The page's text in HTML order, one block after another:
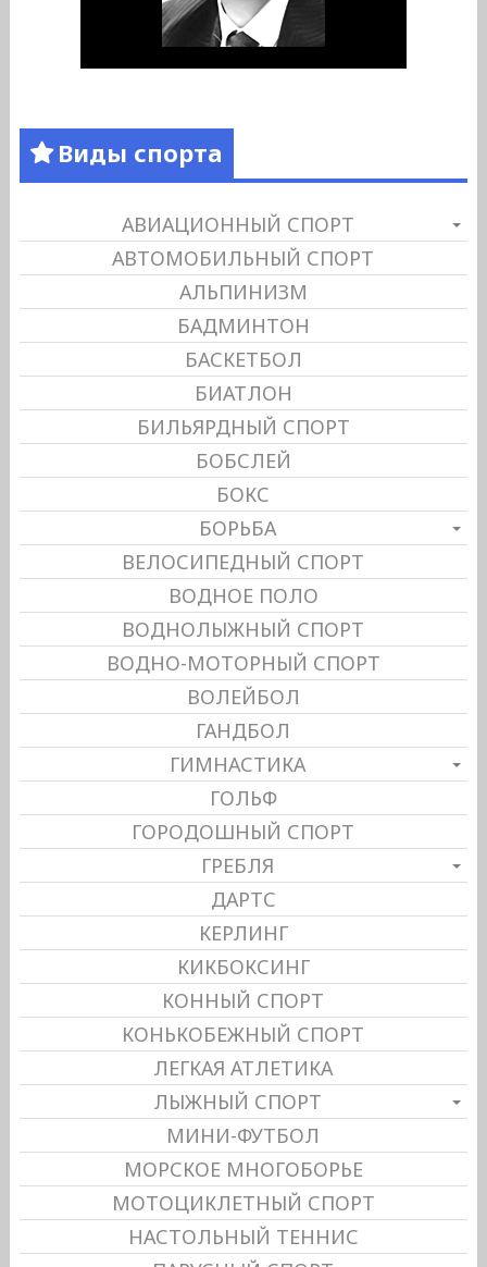
Виды спорта
АВИАЦИОННЫЙ СПОРТ
АВТОМОБИЛЬНЫЙ СПОРТ
АЛЬПИНИЗМ
БАДМИНТОН
БАСКЕТБОЛ
БИАТЛОН
БИЛЬЯРДНЫЙ СПОРТ
БОБСЛЕЙ
БОКС
БОРЬБА
ВЕЛОСИПЕДНЫЙ СПОРТ
ВОДНОЕ ПОЛО
ВОДНОЛЫЖНЫЙ СПОРТ
ВОДНО-МОТОРНЫЙ СПОРТ
ВОЛЕЙБОЛ
ГАНДБОЛ
ГИМНАСТИКА
ГОЛЬФ
ГОРОДОШНЫЙ СПОРТ
ГРЕБЛЯ
ДАРТС
КЕРЛИНГ
КИКБОКСИНГ
КОННЫЙ СПОРТ
КОНЬКОБЕЖНЫЙ СПОРТ
ЛЕГКАЯ АТЛЕТИКА
ЛЫЖНЫЙ СПОРТ
МИНИ-ФУТБОЛ
МОРСКОЕ МНОГОБОРЬЕ
МОТОЦИКЛЕТНЫЙ СПОРТ
НАСТОЛЬНЫЙ ТЕННИС